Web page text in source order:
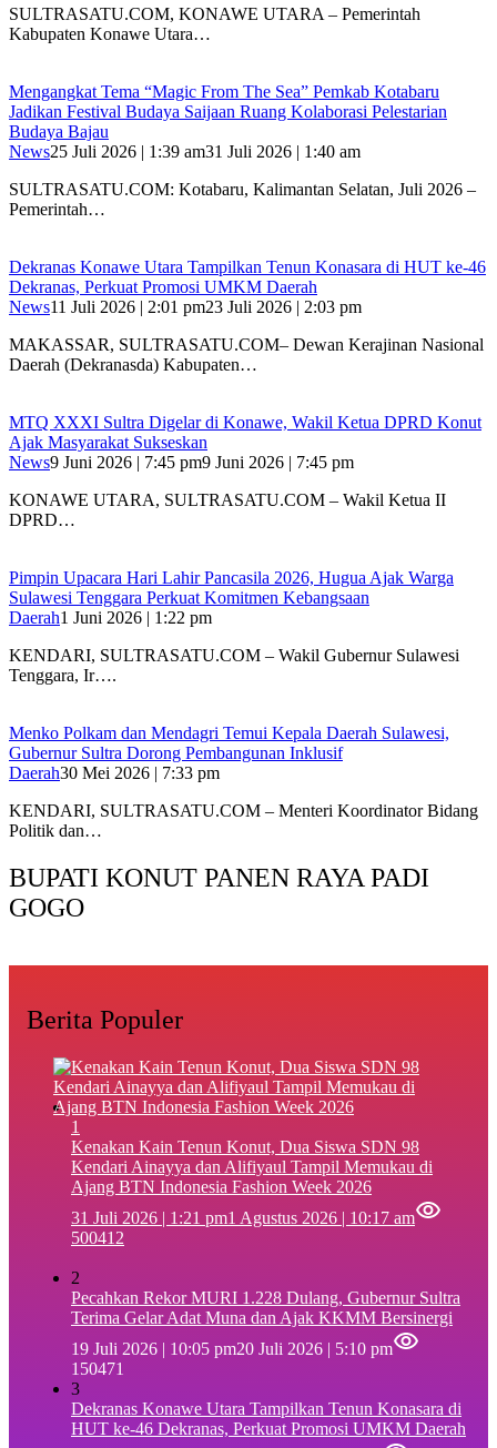
SULTRASATU.COM, KONAWE UTARA – Pemerintah
Kabupaten Konawe Utara…
Mengangkat Tema “Magic From The Sea” Pemkab Kotabaru
Jadikan Festival Budaya Saijaan Ruang Kolaborasi Pelestarian
Budaya Bajau
News25 Juli 2026 | 1:39 am31 Juli 2026 | 1:40 am
SULTRASATU.COM: Kotabaru, Kalimantan Selatan, Juli 2026 –
Pemerintah…
Dekranas Konawe Utara Tampilkan Tenun Konasara di HUT ke-46
Dekranas, Perkuat Promosi UMKM Daerah
News11 Juli 2026 | 2:01 pm23 Juli 2026 | 2:03 pm
MAKASSAR, SULTRASATU.COM– Dewan Kerajinan Nasional
Daerah (Dekranasda) Kabupaten…
MTQ XXXI Sultra Digelar di Konawe, Wakil Ketua DPRD Konut
Ajak Masyarakat Sukseskan
News9 Juni 2026 | 7:45 pm9 Juni 2026 | 7:45 pm
KONAWE UTARA, SULTRASATU.COM – Wakil Ketua II
DPRD…
Pimpin Upacara Hari Lahir Pancasila 2026, Hugua Ajak Warga
Sulawesi Tenggara Perkuat Komitmen Kebangsaan
Daerah1 Juni 2026 | 1:22 pm
KENDARI, SULTRASATU.COM – Wakil Gubernur Sulawesi
Tenggara, Ir….
Menko Polkam dan Mendagri Temui Kepala Daerah Sulawesi,
Gubernur Sultra Dorong Pembangunan Inklusif
Daerah30 Mei 2026 | 7:33 pm
KENDARI, SULTRASATU.COM – Menteri Koordinator Bidang
Politik dan…
BUPATI KONUT PANEN RAYA PADI
GOGO
Berita Populer
1
‎Kenakan Kain Tenun Konut, Dua Siswa SDN 98
Kendari Ainayya dan Alifiyaul Tampil Memukau di
Ajang BTN Indonesia Fashion Week 2026
31 Juli 2026 | 1:21 pm1 Agustus 2026 | 10:17 am
500412
2
Pecahkan Rekor MURI 1.228 Dulang, Gubernur Sultra
Terima Gelar Adat Muna dan Ajak KKMM Bersinergi
19 Juli 2026 | 10:05 pm20 Juli 2026 | 5:10 pm
150471
3
Dekranas Konawe Utara Tampilkan Tenun Konasara di
HUT ke-46 Dekranas, Perkuat Promosi UMKM Daerah